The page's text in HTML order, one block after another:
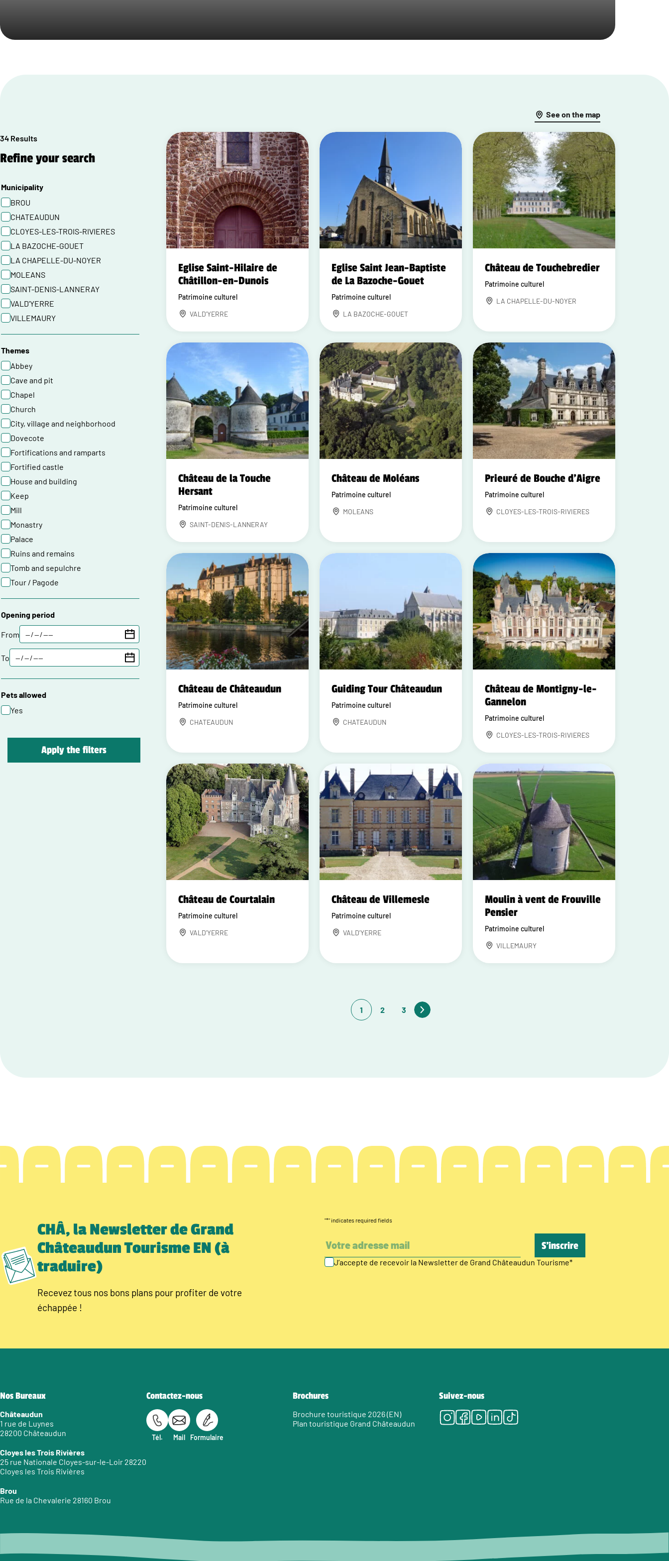
34 Results
Refine your search
Municipality
BROU
CHATEAUDUN
CLOYES-LES-TROIS-RIVIERES
LA BAZOCHE-GOUET
LA CHAPELLE-DU-NOYER
MOLEANS
SAINT-DENIS-LANNERAY
VALD'YERRE
VILLEMAURY
Themes
Abbey
Cave and pit
Chapel
Church
City, village and neighborhood
Dovecote
Fortifications and ramparts
Fortified castle
House and building
Keep
Mill
Monastry
Palace
Ruins and remains
Tomb and sepulchre
Tour / Pagode
Opening period
From
To
Pets allowed
Yes
Apply the filters
See on the map
Eglise Saint-Hilaire de
Châtillon-en-Dunois
Patrimoine culturel
VALD'YERRE
Eglise Saint Jean-Baptiste
de La Bazoche-Gouet
Patrimoine culturel
LA BAZOCHE-GOUET
Château de Touchebredier
Patrimoine culturel
LA CHAPELLE-DU-NOYER
Château de la Touche
Hersant
Patrimoine culturel
SAINT-DENIS-LANNERAY
Château de Moléans
Patrimoine culturel
MOLEANS
Prieuré de Bouche d'Aigre
Patrimoine culturel
CLOYES-LES-TROIS-RIVIERES
Château de Châteaudun
Patrimoine culturel
CHATEAUDUN
Guiding Tour Châteaudun
Patrimoine culturel
CHATEAUDUN
Château de Montigny-le-
Gannelon
Patrimoine culturel
CLOYES-LES-TROIS-RIVIERES
Château de Courtalain
Patrimoine culturel
VALD'YERRE
Château de Villemesle
Patrimoine culturel
VALD'YERRE
Moulin à vent de Frouville
Pensier
Patrimoine culturel
VILLEMAURY
1 2 3
CHÂ, la Newsletter de Grand
Châteaudun Tourisme EN (à
traduire)
Recevez tous nos bons plans pour profiter de votre
échappée !
"*" indicates required fields
J’accepte de recevoir la Newsletter de Grand Châteaudun Tourisme*
Nos Bureaux
Châteaudun
1 rue de Luynes
28200 Châteaudun
Cloyes les Trois Rivières
25 rue Nationale Cloyes-sur-le-Loir 28220
Cloyes les Trois Rivières
Brou
Rue de la Chevalerie 28160 Brou
Contactez-nous
Tél. Mail Formulaire
Brochures
Brochure touristique 2026 (EN)
Plan touristique Grand Châteaudun
Suivez-nous
Instagram
Facebook
Youtube
LinkedIn
Tiktok